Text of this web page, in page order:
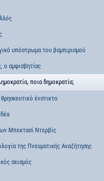
υπόστρωμα του βαμπιρισμού
ο αμφισβητίας
ποια δημοκρατία;
ένστικτο
Μπεκτασί Ντερβίς
της Πνευματικής Αναζήτησης
σεισμός